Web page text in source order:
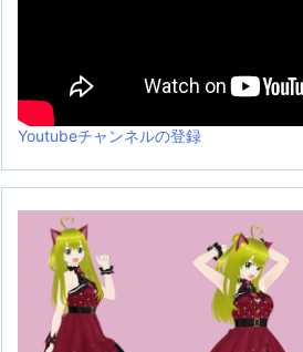
Youtubeチャンネルの登録